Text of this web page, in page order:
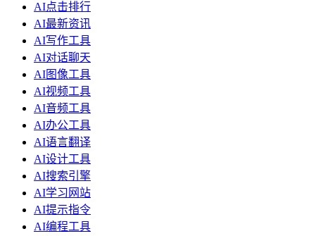
AI点击排行
AI最新资讯
AI写作工具
AI对话聊天
AI图像工具
AI视频工具
AI音频工具
AI办公工具
AI语言翻译
AI设计工具
AI搜索引擎
AI学习网站
AI提示指令
AI编程工具